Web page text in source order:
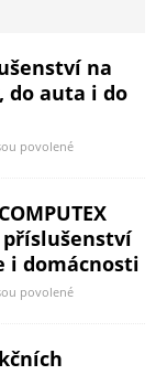
na
do auta i do
povolené
příslušenství
i domácnosti
povolené